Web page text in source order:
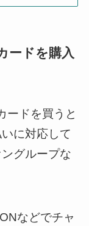
ードを購入
ードを買うと
に対応して
グループな
などでチャ